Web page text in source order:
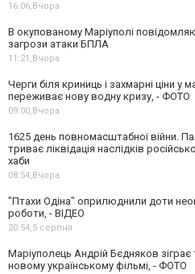
16:06,Вчора
В окупованому Маріуполі
загрози атаки БПЛА
11:21,Вчора
Черги біля криниць і захмарні ціни у
переживає нову водну кризу, - ФОТО
09:00,Вчора
1625 день повномасштабної війни.
триває ліквідація наслідків
хаби
08:54,Вчора
"Птахи Одіна" оприлюднили доти
роботи, - ВІДЕО
20:54,5 серпня
Маріуполець Андрій Бєдняков
новому українському фільмі, - ФОТО